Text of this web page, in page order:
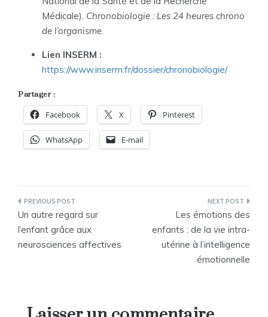
Médicale). Chronobiologie : Les 24 heures chrono
de l’organisme.
Lien INSERM :
https://www.inserm.fr/dossier/chronobiologie/
Partager :
Facebook X Pinterest
WhatsApp E-mail
Navigation
de
l’article
Un autre regard sur
l’enfant grâce aux
neurosciences affectives
Les émotions des
enfants : de la vie intra-
utérine à l’intelligence
émotionnelle